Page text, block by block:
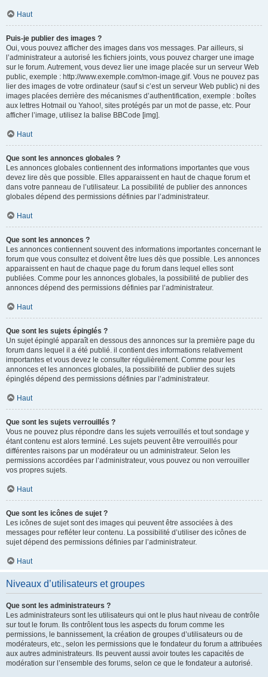
Haut
Puis-je publier des images ?
Oui, vous pouvez afficher des images dans vos messages. Par ailleurs, si
l’administrateur a autorisé les fichiers joints, vous pouvez charger une image
sur le forum. Autrement, vous devez lier une image placée sur un serveur Web
public, exemple : http://www.exemple.com/mon-image.gif. Vous ne pouvez pas
lier des images de votre ordinateur (sauf si c’est un serveur Web public) ni des
images placées derrière des mécanismes d’authentification, exemple : boîtes
aux lettres Hotmail ou Yahoo!, sites protégés par un mot de passe, etc. Pour
afficher l’image, utilisez la balise BBCode [img].
Haut
Que sont les annonces globales ?
Les annonces globales contiennent des informations importantes que vous
devez lire dès que possible. Elles apparaissent en haut de chaque forum et
dans votre panneau de l’utilisateur. La possibilité de publier des annonces
globales dépend des permissions définies par l’administrateur.
Haut
Que sont les annonces ?
Les annonces contiennent souvent des informations importantes concernant le
forum que vous consultez et doivent être lues dès que possible. Les annonces
apparaissent en haut de chaque page du forum dans lequel elles sont
publiées. Comme pour les annonces globales, la possibilité de publier des
annonces dépend des permissions définies par l’administrateur.
Haut
Que sont les sujets épinglés ?
Un sujet épinglé apparaît en dessous des annonces sur la première page du
forum dans lequel il a été publié. il contient des informations relativement
importantes et vous devez le consulter régulièrement. Comme pour les
annonces et les annonces globales, la possibilité de publier des sujets
épinglés dépend des permissions définies par l’administrateur.
Haut
Que sont les sujets verrouillés ?
Vous ne pouvez plus répondre dans les sujets verrouillés et tout sondage y
étant contenu est alors terminé. Les sujets peuvent être verrouillés pour
différentes raisons par un modérateur ou un administrateur. Selon les
permissions accordées par l’administrateur, vous pouvez ou non verrouiller
vos propres sujets.
Haut
Que sont les icônes de sujet ?
Les icônes de sujet sont des images qui peuvent être associées à des
messages pour refléter leur contenu. La possibilité d’utiliser des icônes de
sujet dépend des permissions définies par l’administrateur.
Haut
Niveaux d’utilisateurs et groupes
Que sont les administrateurs ?
Les administrateurs sont les utilisateurs qui ont le plus haut niveau de contrôle
sur tout le forum. Ils contrôlent tous les aspects du forum comme les
permissions, le bannissement, la création de groupes d’utilisateurs ou de
modérateurs, etc., selon les permissions que le fondateur du forum a attribuées
aux autres administrateurs. Ils peuvent aussi avoir toutes les capacités de
modération sur l’ensemble des forums, selon ce que le fondateur a autorisé.